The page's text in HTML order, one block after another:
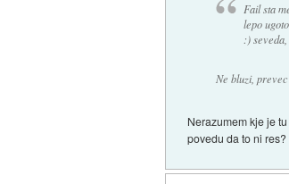
Fail sta
lepo
:)
Ne bluzi,
Nerazumem kje je
povedu da to ni res?